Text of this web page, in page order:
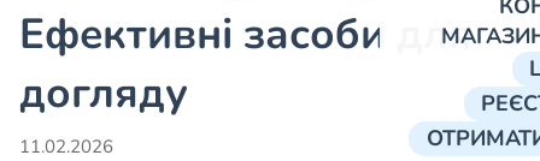
Ефективні засоби для
догляду
11.02.2026